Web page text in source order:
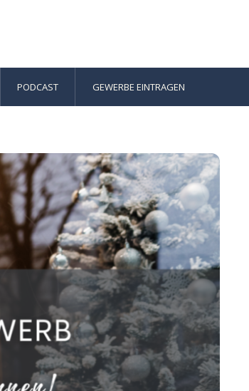
PODCAST GEWERBE EINTRAGEN